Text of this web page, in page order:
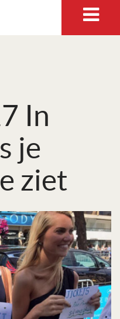
In
je
ziet